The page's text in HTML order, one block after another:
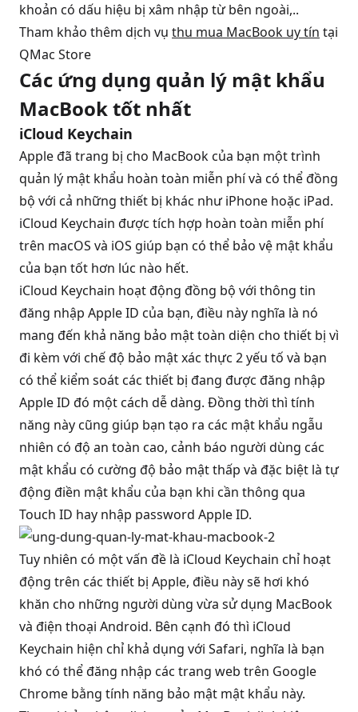
khoản có dấu hiệu bị xâm nhập từ bên ngoài,..
Tham khảo thêm dịch vụ thu mua MacBook uy tín tại
QMac Store
Các ứng dụng quản lý mật khẩu
MacBook tốt nhất
iCloud Keychain
Apple đã trang bị cho MacBook của bạn một trình
quản lý mật khẩu hoàn toàn miễn phí và có thể đồng
bộ với cả những thiết bị khác như iPhone hoặc iPad.
iCloud Keychain được tích hợp hoàn toàn miễn phí
trên macOS và iOS giúp bạn có thể bảo vệ mật khẩu
của bạn tốt hơn lúc nào hết.
iCloud Keychain hoạt động đồng bộ với thông tin
đăng nhập Apple ID của bạn, điều này nghĩa là nó
mang đến khả năng bảo mật toàn diện cho thiết bị vì
đi kèm với chế độ bảo mật xác thực 2 yếu tố và bạn
có thể kiểm soát các thiết bị đang được đăng nhập
Apple ID đó một cách dễ dàng. Đồng thời thì tính
năng này cũng giúp bạn tạo ra các mật khẩu ngẫu
nhiên có độ an toàn cao, cảnh báo người dùng các
mật khẩu có cường độ bảo mật thấp và đặc biệt là tự
động điền mật khẩu của bạn khi cần thông qua
Touch ID hay nhập password Apple ID.
Tuy nhiên có một vấn đề là iCloud Keychain chỉ hoạt
động trên các thiết bị Apple, điều này sẽ hơi khó
khăn cho những người dùng vừa sử dụng MacBook
và điện thoại Android. Bên cạnh đó thì iCloud
Keychain hiện chỉ khả dụng với Safari, nghĩa là bạn
khó có thể đăng nhập các trang web trên Google
Chrome bằng tính năng bảo mật mật khẩu này.